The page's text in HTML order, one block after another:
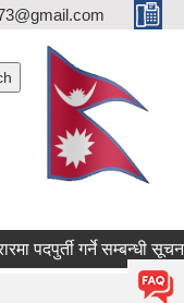
गर्ने सम्बन्धी सूचना ।